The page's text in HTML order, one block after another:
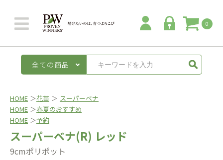
0
全ての商品
HOME ＞花苗 ＞ スーパーベナ
HOME ＞春夏のおすすめ
HOME ＞予約
スーパーベナ(R) レッド
9cmポリポット